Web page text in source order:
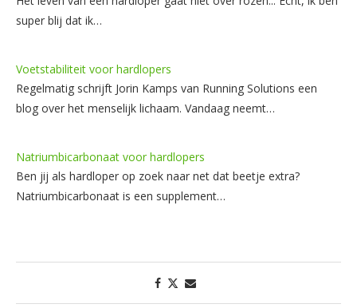
super blij dat ik…
Voetstabiliteit voor hardlopers
Regelmatig schrijft Jorin Kamps van Running Solutions een
blog over het menselijk lichaam. Vandaag neemt…
Natriumbicarbonaat voor hardlopers
Ben jij als hardloper op zoek naar net dat beetje extra?
Natriumbicarbonaat is een supplement…